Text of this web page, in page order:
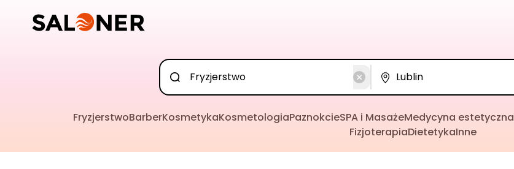
FryzjerstwoBarberKosmetykaKosmetologiaPaznokcieSPA i MasażeMedycyna estetyczna
FizjoterapiaDietetykaInne